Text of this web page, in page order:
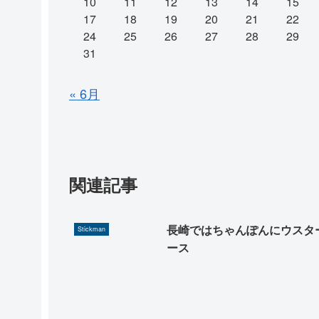
17
18 19 20 21
22
24
25 26 27 28
29
31
« 6月
関連記事
Stickman
長崎ではちゃんぽんにウスタ
ース